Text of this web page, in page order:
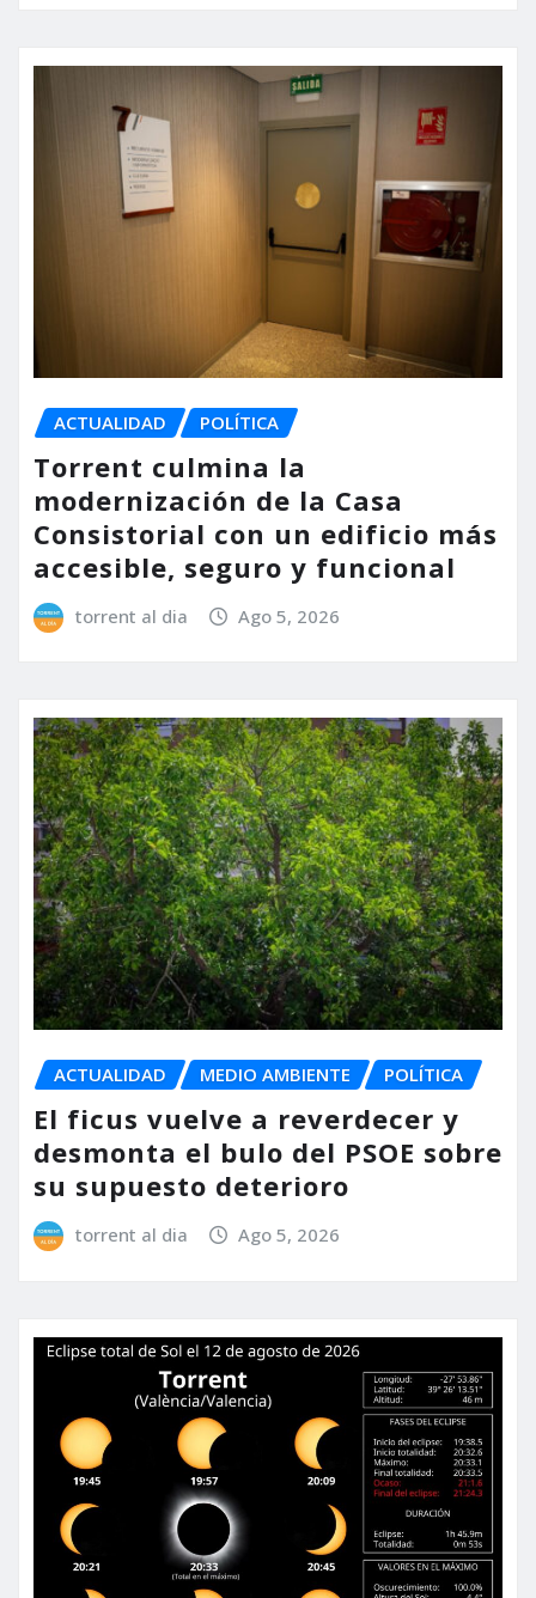
ACTUALIDAD POLÍTICA
Torrent culmina la
modernización de la Casa
Consistorial con un edificio más
accesible, seguro y funcional
torrent al dia Ago 5, 2026
ACTUALIDAD MEDIO AMBIENTE POLÍTICA
El ficus vuelve a reverdecer y
desmonta el bulo del PSOE sobre
su supuesto deterioro
torrent al dia Ago 5, 2026